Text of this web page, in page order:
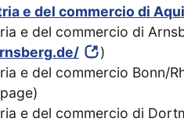
e del commercio di
e del commercio di
)
e del commercio Bonn/
page)
e del commercio di